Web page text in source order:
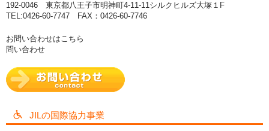
192-0046 東京都八王子市明神町4-11-11シルクヒルズ大塚１F
TEL:0426-60-7747 FAX：0426-60-7746
お問い合わせはこちら
問い合わせ
JILの国際協力事業